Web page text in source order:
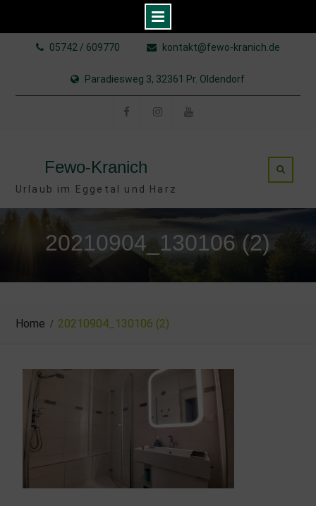
05742 / 609770 kontakt@fewo-kranich.de
Paradiesweg 3, 32361 Pr. Oldendorf
Fewo-Kranich
Urlaub im Eggetal und Harz
20210904_130106 (2)
Home 20210904_130106 (2)